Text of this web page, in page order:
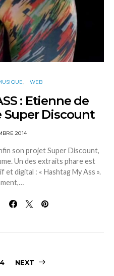
WEB
: Etienne de
Super Discount
2014
son projet Super Discount,
Un des extraits phare est
digital : « Hashtag My Ass ».
Navigation
4 NEXT